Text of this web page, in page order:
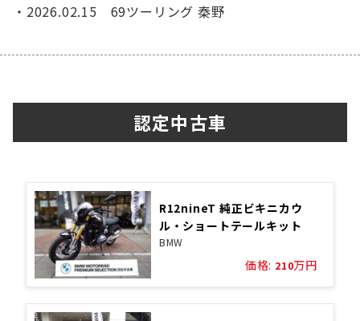
・2026.02.15 69ツーリング 秦野
認定中古車
R12nineT 純正ビキニカウ
ル・ショートテールキット
BMW
価格: 210万円